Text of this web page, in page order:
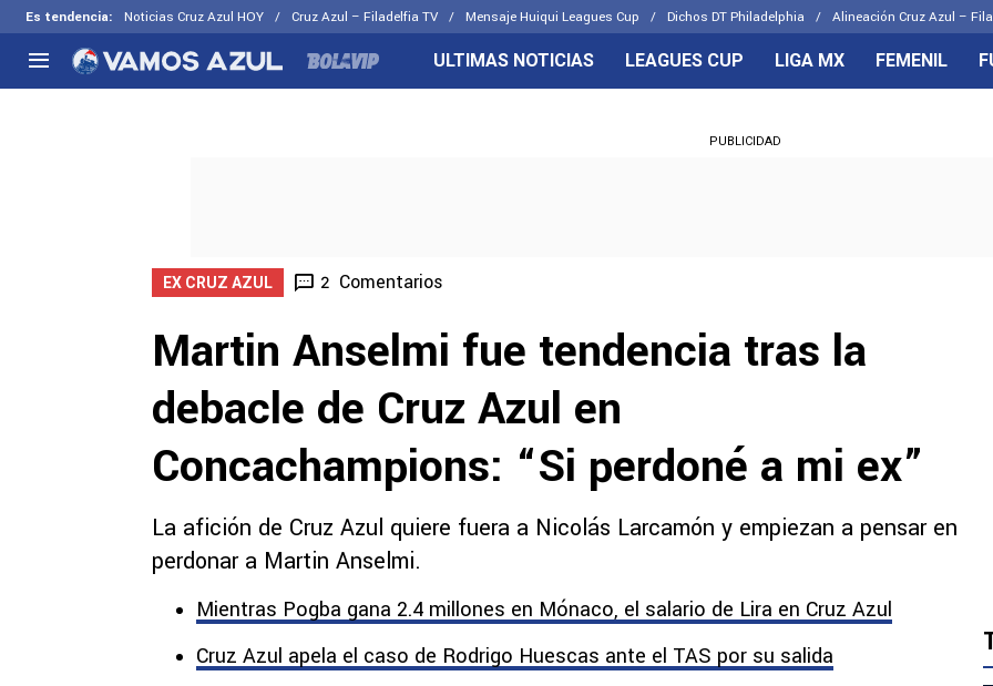
Es tendencia: Noticias Cruz Azul HOY Cruz Azul – Filadelfia TV Mensaje Huiqui Leagues Cup Dichos DT Philadelphia Alineación Cruz Azul –
Selección Mexicana
CELESTES
ULTIMAS NOTICIAS LEAGUES CUP LIGA MX FEMENIL
PUBLICIDAD
EX CRUZ AZUL 2 Comentarios
Martin Anselmi fue tendencia tras la
debacle de Cruz Azul en
Concachampions: “Si perdoné a mi ex”
La afición de Cruz Azul quiere fuera a Nicolás Larcamón y empiezan a pensar en
perdonar a Martin Anselmi.
Mientras Pogba gana 2.4 millones en Mónaco, el salario de Lira en Cruz Azul
Cruz Azul apela el caso de Rodrigo Huescas ante el TAS por su salida